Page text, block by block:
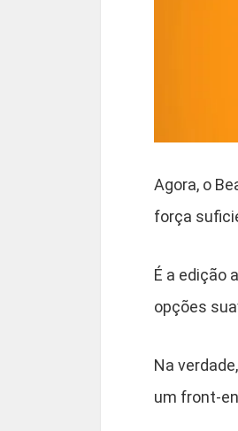
Agora, o
força
É a edição
opções
Na
um front-